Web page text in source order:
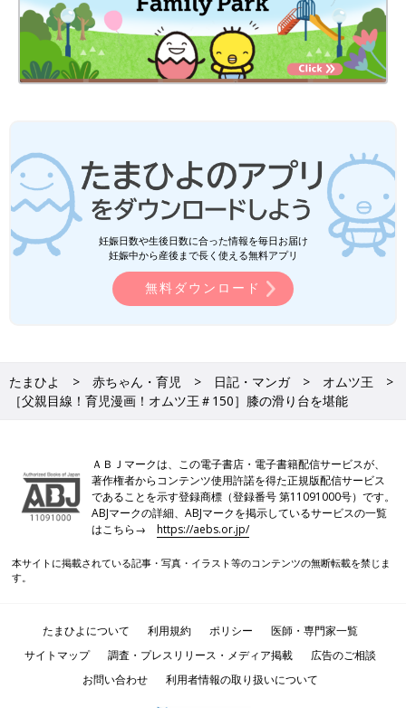
妊娠日数や生後日数に合った情報を毎日お届け
妊娠中から産後まで長く使える無料アプリ
無料ダウンロード
たまひよ 赤ちゃん・育児 日記・マンガ
オムツ王
［父親目線！育児漫画！オムツ王＃150］膝の滑り台を堪能
ＡＢＪマークは、この電子書店・電子書籍配信サービスが、
著作権者からコンテンツ使用許諾を得た正規版配信サービス
であることを示す登録商標（登録番号 第11091000号）です。
ABJマークの詳細、ABJマークを掲示しているサービスの一覧
はこちら→https://aebs.or.jp/
本サイトに掲載されている記事・写真・イラスト等のコンテンツの無断転載を禁じま
す。
たまひよについて 利用規約 ポリシー
医師・専門家一覧
サイトマップ
調査・プレスリリース・メディア掲載
広告のご相談
お問い合わせ
利用者情報の取り扱いについて